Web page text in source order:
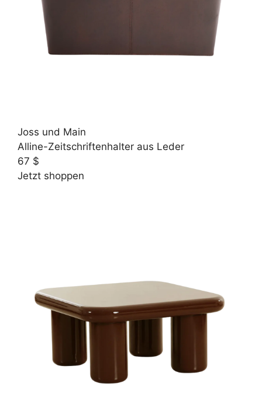
Joss und Main
Alline-Zeitschriftenhalter aus Leder
67 $
Jetzt shoppen